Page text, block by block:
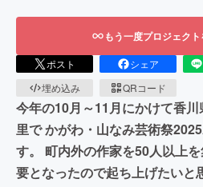
もう一度プロジェク
ポスト シェア
埋め込み
QRコード
今年の10月～11月にかけて香
里で かがわ・山なみ芸術祭
す。 町内外の作家を50人以上
要となったので起ち上げたいと